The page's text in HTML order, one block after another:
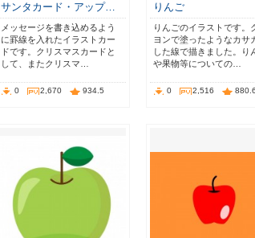
サンタカード・アップ…
メッセージを書き込めるよう
に罫線を入れたイラストカー
ドです。クリスマスカードと
して、またクリスマ…
0 2,670 934.5
りんご
りんごのイラストです。
ヨンで塗ったようなカサ
した線で描きました。り
や果物等についての…
0 2,516 880.6